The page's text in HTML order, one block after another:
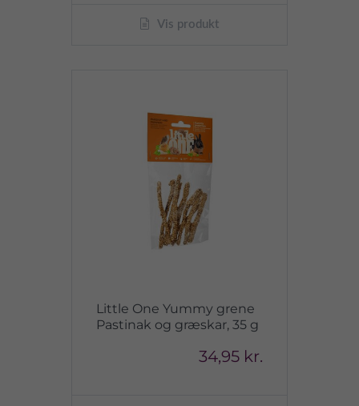
Vis produkt
Little One Yummy grene
Pastinak og græskar, 35 g
34,95 kr.